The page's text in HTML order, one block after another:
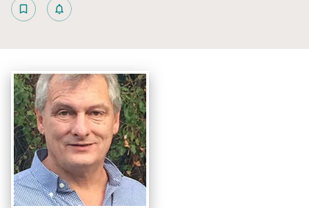
bookmark_border notifications_none_outlined